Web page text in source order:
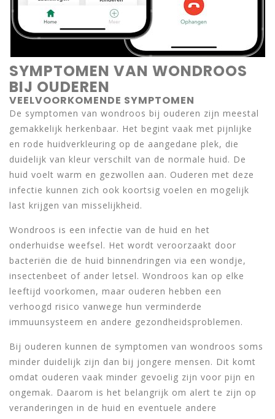
SYMPTOMEN VAN WONDROOS
BIJ OUDEREN
VEELVOORKOMENDE SYMPTOMEN
De symptomen van wondroos bij ouderen zijn meestal
gemakkelijk herkenbaar. Het begint vaak met pijnlijke
en rode huidverkleuring op de aangedane plek, die
duidelijk van kleur verschilt van de normale huid. De
huid voelt warm en gezwollen aan. Ouderen met deze
infectie kunnen zich ook koortsig voelen en mogelijk
last krijgen van misselijkheid.
Wondroos is een infectie van de huid en het
onderhuidse weefsel. Het wordt veroorzaakt door
bacteriën die de huid binnendringen via een wondje,
insectenbeet of ander letsel. Wondroos kan op elke
leeftijd voorkomen, maar ouderen hebben een
verhoogd risico vanwege hun verminderde
immuunsysteem en andere gezondheidsproblemen.
Bij ouderen kunnen de symptomen van wondroos soms
minder duidelijk zijn dan bij jongere mensen. Dit komt
omdat ouderen vaak minder gevoelig zijn voor pijn en
ongemak. Daarom is het belangrijk om alert te zijn op
veranderingen in de huid en eventuele andere